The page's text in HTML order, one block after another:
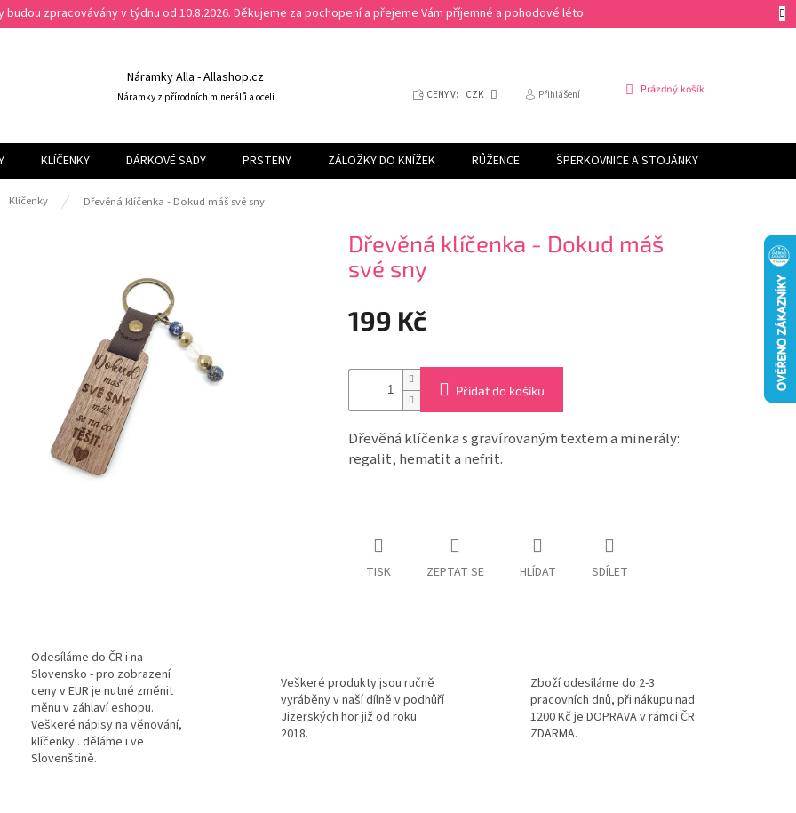
budou zpracovávány v týdnu od 10.8.2026. Děkujeme za pochopení a přejeme Vám příjemné a pohodové léto
CENY V: CZK Přihlášení
Náramky Alla - Allashop.cz
Náramky z přírodních minerálů a oceli
NÁKUPNÍ
Prázdný košík
KLÍČENKY DÁRKOVÉ SADY PRSTENY ZÁLOŽKY DO KNÍŽEK RŮŽENCE ŠPERKOVNICE A STOJÁNKY
Klíčenky Dřevěná klíčenka - Dokud máš své sny
Dřevěná klíčenka - Dokud máš
své sny
199 Kč
cena:
Přidat do košíku
Dřevěná klíčenka s gravírovaným textem a minerály:
regalit, hematit a nefrit.
TISK ZEPTAT SE HLÍDAT SDÍLET
Odesíláme do ČR i na
Slovensko - pro zobrazení
ceny v EUR je nutné změnit
měnu v záhlaví eshopu.
Veškeré nápisy na věnování,
klíčenky.. děláme i ve
Slovenštině.
Veškeré produkty jsou ručně
vyráběny v naší dílně v podhůří
Jizerských hor již od roku
2018.
Zboží odesíláme do 2-3
pracovních dnů, při nákupu nad
1200 Kč je DOPRAVA v rámci ČR
ZDARMA.